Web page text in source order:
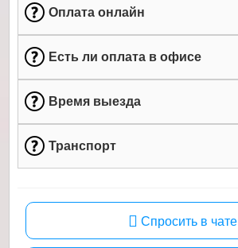
Оплата онлайн
Есть ли оплата в офисе
Время выезда
Транспорт
Спросить в чате